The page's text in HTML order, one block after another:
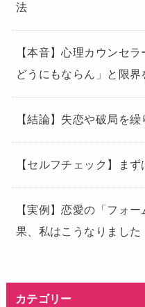
法
【本音】心理カウンセ
どうにもならん」と限界
【結論】失恋や破局を
【セルフチェック】ま
【実例】恋愛の「フォ
果、私はこうなりました
カテゴリー